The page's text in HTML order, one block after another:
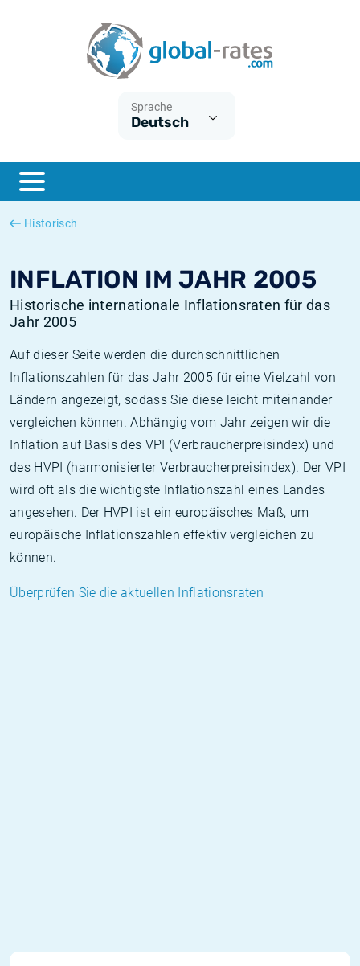
Sprache
Deutsch
Historisch
INFLATION IM JAHR 2005
Historische internationale Inflationsraten für das
Jahr 2005
Auf dieser Seite werden die durchschnittlichen
Inflationszahlen für das Jahr 2005 für eine Vielzahl von
Ländern angezeigt, sodass Sie diese leicht miteinander
vergleichen können. Abhängig vom Jahr zeigen wir die
Inflation auf Basis des VPI (Verbraucherpreisindex) und
des HVPI (harmonisierter Verbraucherpreisindex). Der VPI
wird oft als die wichtigste Inflationszahl eines Landes
angesehen. Der HVPI ist ein europäisches Maß, um
europäische Inflationszahlen effektiv vergleichen zu
können.
Überprüfen Sie die aktuellen Inflationsraten
ESTER
SONIA
Was ist die VPI-Inflation?
Was ist die HVPI-Inflation?
Deutsche inflation
Europäische inflation
Historische Euribor-Sätze
Historische ESTER-Sätze
Historische SOFR-Sätze
Historische SONIA-Sätze
Inflationsrechner